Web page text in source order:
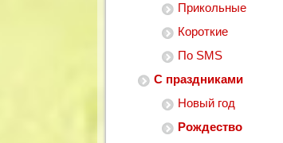
Прикольные
Короткие
По SMS
С праздниками
Новый год
Рождество